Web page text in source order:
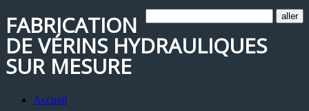
FABRICATION
DE VÉRINS HYDRAULIQUES
SUR MESURE
Accueil